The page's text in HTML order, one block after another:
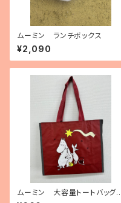
ムーミン ランチボックス
¥2,090
ムーミン 大容量トートバッグ